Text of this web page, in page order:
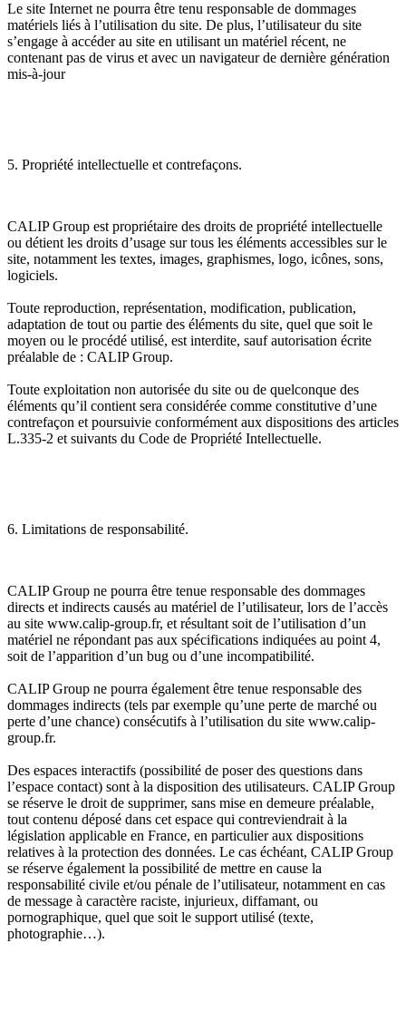
Le site Internet ne pourra être tenu responsable de dommages
matériels liés à l’utilisation du site. De plus, l’utilisateur du site
s’engage à accéder au site en utilisant un matériel récent, ne
contenant pas de virus et avec un navigateur de dernière génération
mis-à-jour
5. Propriété intellectuelle et contrefaçons.
CALIP Group est propriétaire des droits de propriété intellectuelle
ou détient les droits d’usage sur tous les éléments accessibles sur le
site, notamment les textes, images, graphismes, logo, icônes, sons,
logiciels.
Toute reproduction, représentation, modification, publication,
adaptation de tout ou partie des éléments du site, quel que soit le
moyen ou le procédé utilisé, est interdite, sauf autorisation écrite
préalable de : CALIP Group.
Toute exploitation non autorisée du site ou de quelconque des
éléments qu’il contient sera considérée comme constitutive d’une
contrefaçon et poursuivie conformément aux dispositions des articles
L.335-2 et suivants du Code de Propriété Intellectuelle.
6. Limitations de responsabilité.
CALIP Group ne pourra être tenue responsable des dommages
directs et indirects causés au matériel de l’utilisateur, lors de l’accès
au site www.calip-group.fr, et résultant soit de l’utilisation d’un
matériel ne répondant pas aux spécifications indiquées au point 4,
soit de l’apparition d’un bug ou d’une incompatibilité.
CALIP Group ne pourra également être tenue responsable des
dommages indirects (tels par exemple qu’une perte de marché ou
perte d’une chance) consécutifs à l’utilisation du site www.calip-
group.fr.
Des espaces interactifs (possibilité de poser des questions dans
l’espace contact) sont à la disposition des utilisateurs. CALIP Group
se réserve le droit de supprimer, sans mise en demeure préalable,
tout contenu déposé dans cet espace qui contreviendrait à la
législation applicable en France, en particulier aux dispositions
relatives à la protection des données. Le cas échéant, CALIP Group
se réserve également la possibilité de mettre en cause la
responsabilité civile et/ou pénale de l’utilisateur, notamment en cas
de message à caractère raciste, injurieux, diffamant, ou
pornographique, quel que soit le support utilisé (texte,
photographie…).